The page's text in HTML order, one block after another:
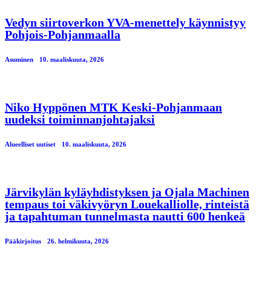
Vedyn siirtoverkon YVA-menettely käynnistyy
Pohjois-Pohjanmaalla
Asuminen 10. maaliskuuta, 2026
Niko Hyppönen MTK Keski-Pohjanmaan
uudeksi toiminnanjohtajaksi
Alueelliset uutiset 10. maaliskuuta, 2026
Järvikylän kyläyhdistyksen ja Ojala Machinen
tempaus toi väkivyöryn Louekalliolle, rinteistä
ja tapahtuman tunnelmasta nautti 600 henkeä
Pääkirjoitus 26. helmikuuta, 2026